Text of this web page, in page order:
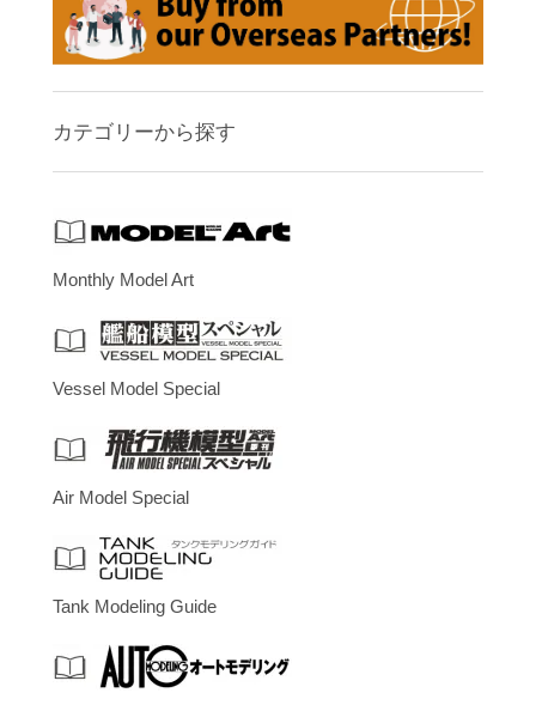
カテゴリーから探す
Monthly Model Art
Vessel Model Special
Air Model Special
Tank Modeling Guide